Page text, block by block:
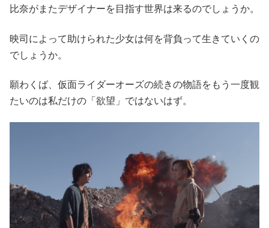
比奈がまたデザイナーを目指す世界は来るのでしょうか。
映司によって助けられた少女は何を背負って生きていくの
でしょうか。
願わくば、仮面ライダーオーズの続きの物語をもう一度観
たいのは私だけの「欲望」ではないはず。